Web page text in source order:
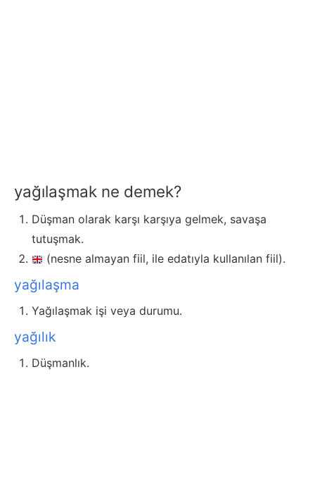
yağılaşmak ne demek?
Düşman olarak karşı karşıya gelmek, savaşa
tutuşmak.
(nesne almayan fiil, ile edatıyla kullanılan fiil).
yağılaşma
Yağılaşmak işi veya durumu.
yağılık
Düşmanlık.